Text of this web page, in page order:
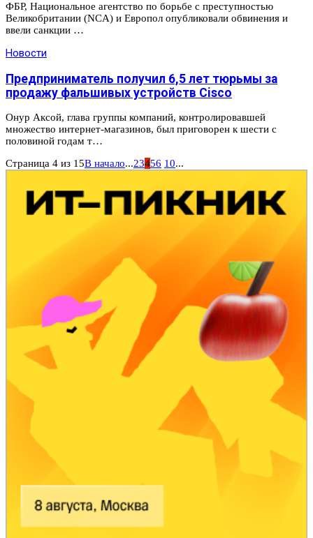
ФБР, Национальное агентство по борьбе с преступностью
Великобритании (NCA) и Европол опубликовали обвинения и
ввели санкции …
Новости
Предприниматель получил 6,5 лет тюрьмы за
продажу фальшивых устройств Cisco
Онур Аксой, глава группы компаний, контролировавшей
множество интернет-магазинов, был приговорен к шести с
половиной годам т…
Страница 4 из 15В начало...23456 10...